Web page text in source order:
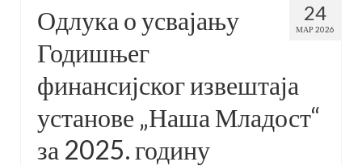
24
МАР 2026
Одлука о усвајању
Годишњег
финансијског извештаја
установе „Наша Младост“
за 2025. годину